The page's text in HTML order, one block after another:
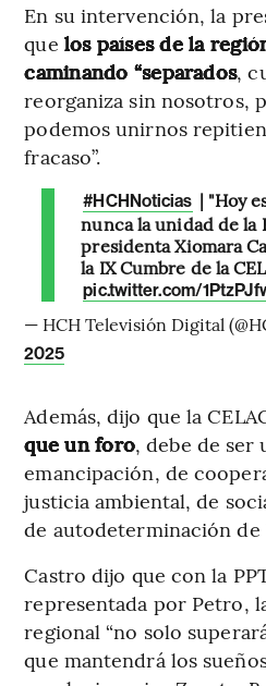
En su intervención, la
que los países de la
caminando “separados,
reorganiza sin nosotros,
podemos unirnos
fracaso”.
#HCHNoticias | "Hoy
nunca la unidad de la
presidenta Xiomara
la IX Cumbre de la
pic.twitter.com/
— HCH Televisión Digital
2025
Además, dijo que la
que un foro, debe de ser
emancipación, de
justicia ambiental, de
de autodeterminación de
Castro dijo que con la
representada por Petro,
regional “no solo
que mantendrá los